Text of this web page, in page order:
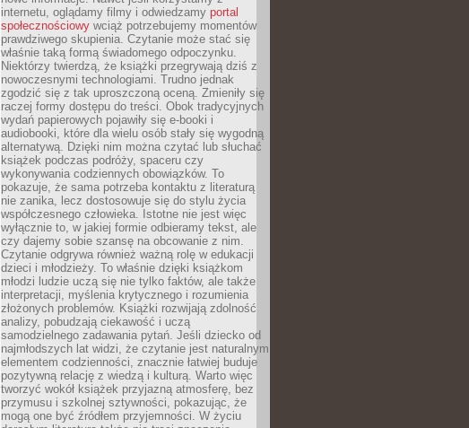
internetu, oglądamy filmy i odwiedzamy portal
społecznościowy wciąż potrzebujemy momentów
prawdziwego skupienia. Czytanie może stać się
właśnie taką formą świadomego odpoczynku.
Niektórzy twierdzą, że książki przegrywają dziś z
nowoczesnymi technologiami. Trudno jednak
zgodzić się z tak uproszczoną oceną. Zmieniły się
raczej formy dostępu do treści. Obok tradycyjnych
wydań papierowych pojawiły się e-booki i
audiobooki, które dla wielu osób stały się wygodną
alternatywą. Dzięki nim można czytać lub słuchać
książek podczas podróży, spaceru czy
wykonywania codziennych obowiązków. To
pokazuje, że sama potrzeba kontaktu z literaturą
nie zanika, lecz dostosowuje się do stylu życia
współczesnego człowieka. Istotne nie jest więc
wyłącznie to, w jakiej formie odbieramy tekst, ale
czy dajemy sobie szansę na obcowanie z nim.
Czytanie odgrywa również ważną rolę w edukacji
dzieci i młodzieży. To właśnie dzięki książkom
młodzi ludzie uczą się nie tylko faktów, ale także
interpretacji, myślenia krytycznego i rozumienia
złożonych problemów. Książki rozwijają zdolność
analizy, pobudzają ciekawość i uczą
samodzielnego zadawania pytań. Jeśli dziecko od
najmłodszych lat widzi, że czytanie jest naturalnym
elementem codzienności, znacznie łatwiej buduje
pozytywną relację z wiedzą i kulturą. Warto więc
tworzyć wokół książek przyjazną atmosferę, bez
przymusu i szkolnej sztywności, pokazując, że
mogą one być źródłem przyjemności. W życiu